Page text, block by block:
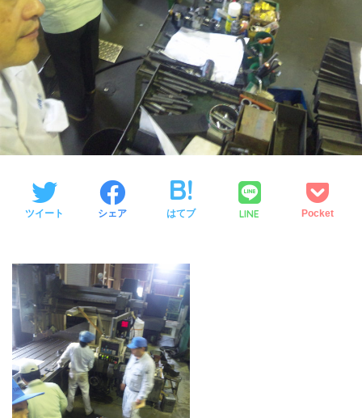
ツイート シェア はてブ LINE Pocket